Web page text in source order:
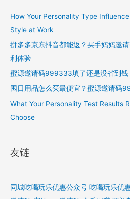
How Your Personality Type
Style at Work
拼多多京东抖音都能返？买手妈妈邀
利体验
蜜源邀请码999333填了还是没省到钱
囤日用品怎么买最便宜？蜜源邀请码
What Your Personality Test Results
Choose
友链
同城吃喝玩乐优惠公众号 吃喝玩乐优